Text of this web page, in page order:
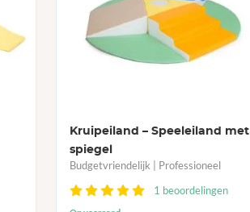
Kruipeiland – Speeleiland met
spiegel
Budgetvriendelijk | Professioneel
1 beoordelingen